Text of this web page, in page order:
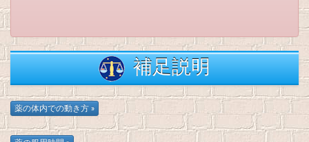
補足説明